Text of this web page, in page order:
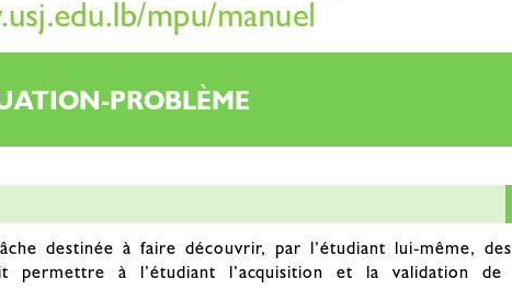
PROBLÈME
destinée à faire découvrir, par l’étudiant lui-même,
à l’étudiant l’acquisition et la validation de